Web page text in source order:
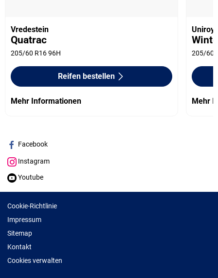
Vredestein
Quatrac
205/60 R16 96H
Reifen bestellen
Mehr Informationen
205/60
Mehr
Facebook
Instagram
Youtube
Cookie-Richtlinie
Impressum
Sitemap
Kontakt
Cookies verwalten